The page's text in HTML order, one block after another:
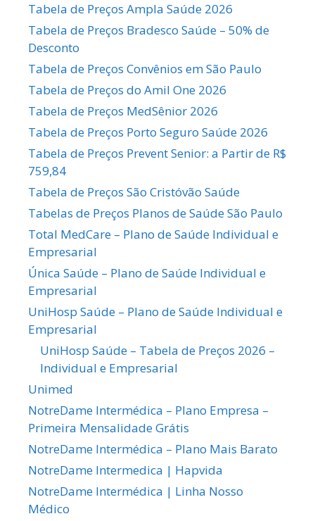
Tabela de Preços Ampla Saúde 2026
Tabela de Preços Bradesco Saúde – 50% de
Desconto
Tabela de Preços Convênios em São Paulo
Tabela de Preços do Amil One 2026
Tabela de Preços MedSênior 2026
Tabela de Preços Porto Seguro Saúde 2026
Tabela de Preços Prevent Senior: a Partir de R$
759,84
Tabela de Preços São Cristóvão Saúde
Tabelas de Preços Planos de Saúde São Paulo
Total MedCare – Plano de Saúde Individual e
Empresarial
Única Saúde – Plano de Saúde Individual e
Empresarial
UniHosp Saúde – Plano de Saúde Individual e
Empresarial
UniHosp Saúde – Tabela de Preços 2026 –
Individual e Empresarial
Unimed
NotreDame Intermédica – Plano Empresa –
Primeira Mensalidade Grátis
NotreDame Intermédica – Plano Mais Barato
NotreDame Intermedica | Hapvida
NotreDame Intermédica | Linha Nosso
Médico